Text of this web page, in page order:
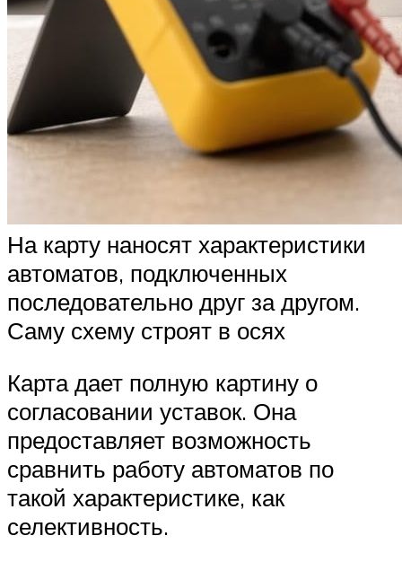
На карту наносят характеристики
автоматов, подключенных
последовательно друг за другом.
Саму схему строят в осях
Карта дает полную картину о
согласовании уставок. Она
предоставляет возможность
сравнить работу автоматов по
такой характеристике, как
селективность.